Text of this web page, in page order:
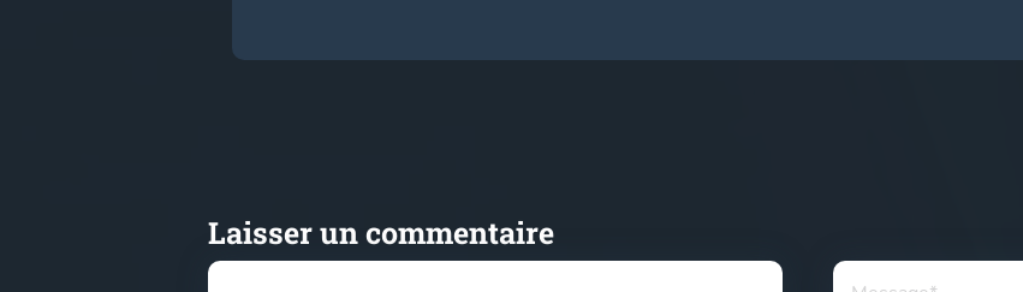
Laisser un commentaire